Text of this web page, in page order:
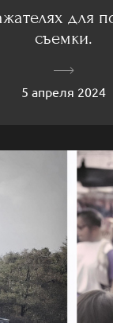
для
съемки.
5 апреля 2024